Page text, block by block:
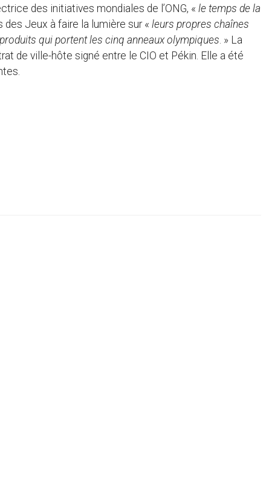
des initiatives mondiales de l’ONG, « le temps de la
des Jeux à faire la lumière sur « leurs propres chaînes
qui portent les cinq anneaux olympiques. » La
de ville-hôte signé entre le CIO et Pékin. Elle a été